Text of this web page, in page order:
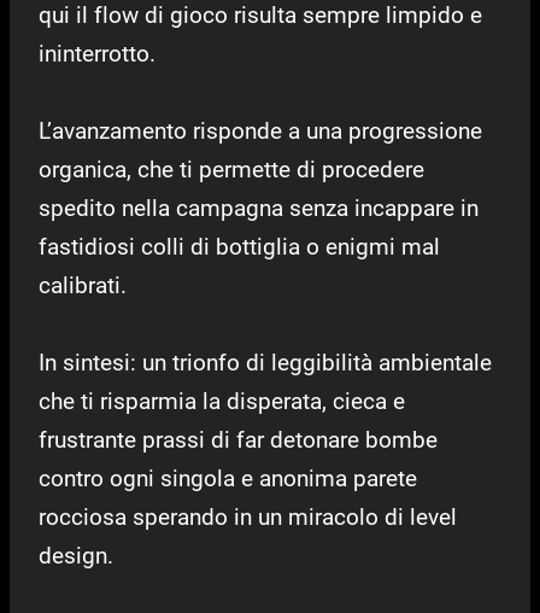
qui il flow di gioco risulta sempre limpido e
ininterrotto.
L’avanzamento risponde a una progressione
organica, che ti permette di procedere
spedito nella campagna senza incappare in
fastidiosi colli di bottiglia o enigmi mal
calibrati.
In sintesi: un trionfo di leggibilità ambientale
che ti risparmia la disperata, cieca e
frustrante prassi di far detonare bombe
contro ogni singola e anonima parete
rocciosa sperando in un miracolo di level
design.